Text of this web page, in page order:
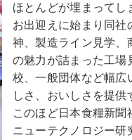
ほとんどが埋まってし
お出迎えに始まり同社
神、製造ライン見学、
の魅力が詰まった工場
校、一般団体など幅広
しさ、おいしさを提供
このほど日本食糧新聞
ニューテクノロジー研